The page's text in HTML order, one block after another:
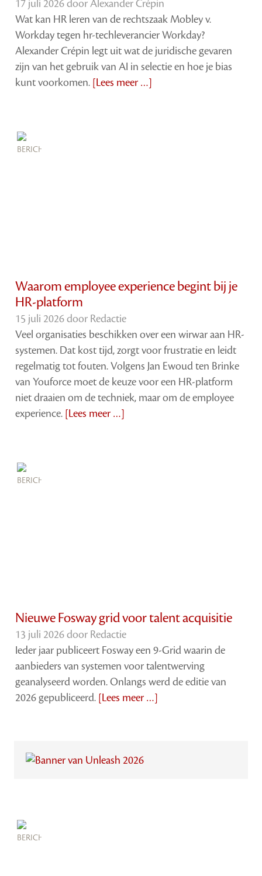
17 juli 2026 doorAlexander Crépin
Wat kan HR leren van de rechtszaak Mobley v.
Workday tegen hr-techleverancier Workday?
Alexander Crépin legt uit wat de juridische gevaren
zijn van het gebruik van AI in selectie en hoe je bias
kunt voorkomen. [Lees meer …]
Waarom employee experience begint bij je
HR-platform
15 juli 2026 door Redactie
Veel organisaties beschikken over een wirwar aan HR-
systemen. Dat kost tijd, zorgt voor frustratie en leidt
regelmatig tot fouten. Volgens Jan Ewoud ten Brinke
van Youforce moet de keuze voor een HR-platform
niet draaien om de techniek, maar om de employee
experience. [Lees meer …]
Nieuwe Fosway grid voor talent acquisitie
13 juli 2026 door Redactie
Ieder jaar publiceert Fosway een 9-Grid waarin de
aanbieders van systemen voor talentwerving
geanalyseerd worden. Onlangs werd de editie van
2026 gepubliceerd. [Lees meer …]